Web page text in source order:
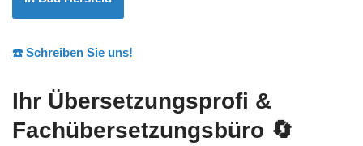
☎️ Schreiben Sie uns!
Ihr Übersetzungsprofi &
Fachübersetzungsbüro 🔄